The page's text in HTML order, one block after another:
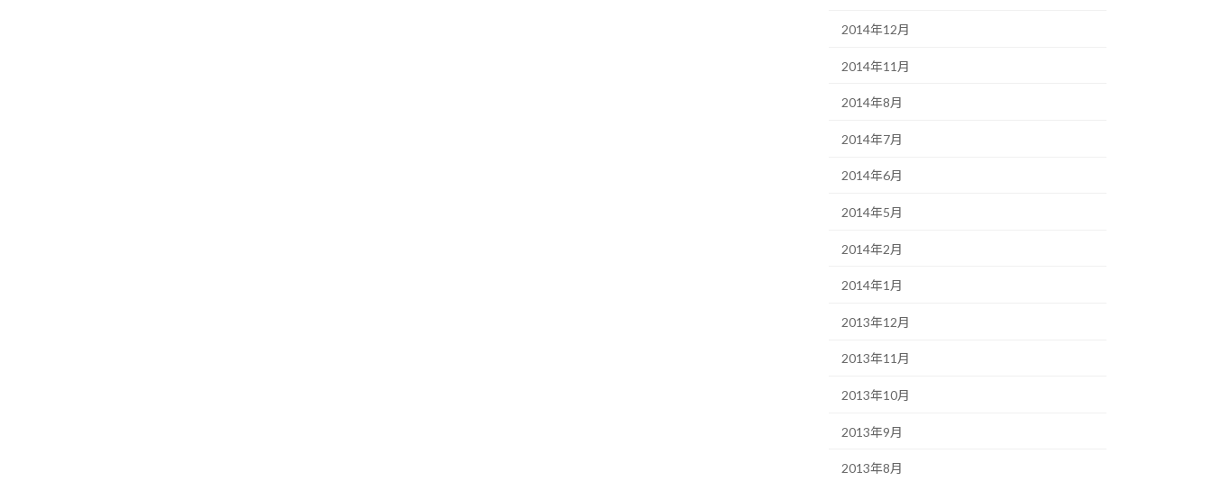
2014年12月
2014年11月
2014年8月
2014年7月
2014年6月
2014年5月
2014年2月
2014年1月
2013年12月
2013年11月
2013年10月
2013年9月
2013年8月